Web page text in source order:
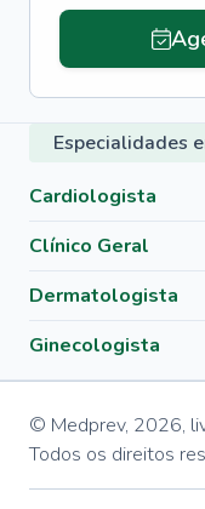
Especialidades
Cardiologista
Clínico Geral
Dermatologista
Ginecologista
© Medprev, 2026,
Todos os direitos